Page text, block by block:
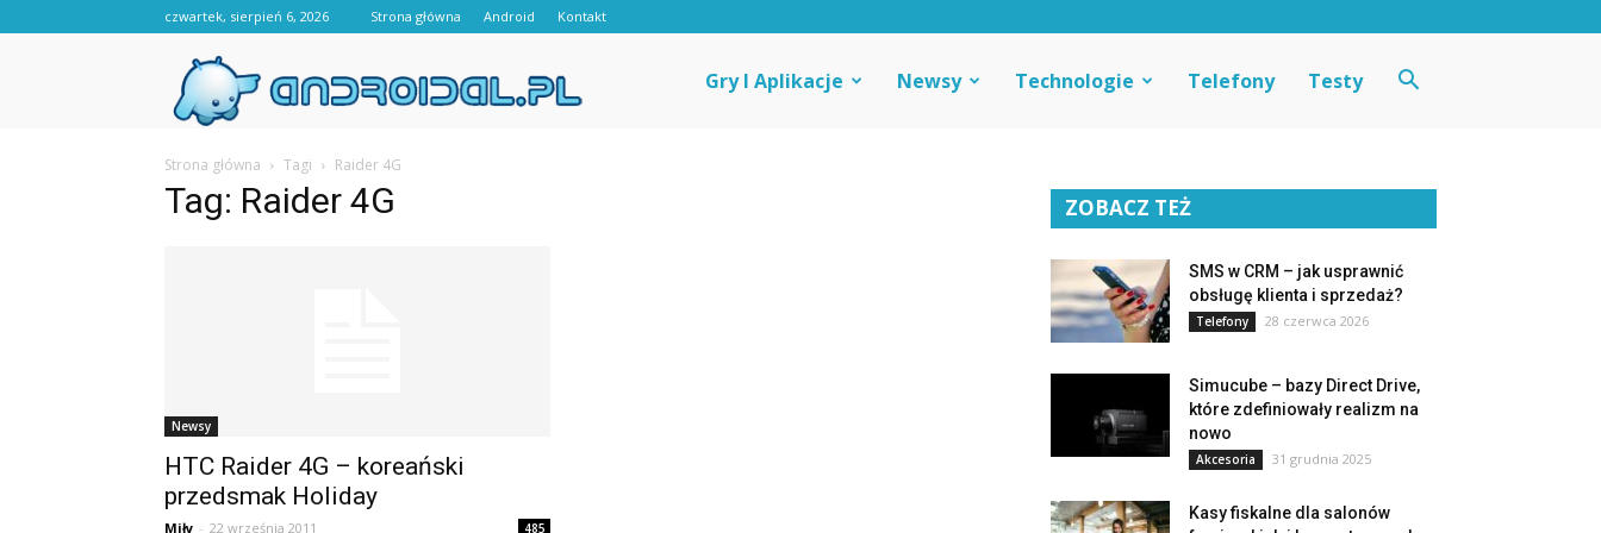
czwartek, sierpień 6, 2026 Strona główna Android Kontakt
Gry I Aplikacje Newsy Technologie Telefony Testy
Strona główna Tagi Raider 4G
Tag: Raider 4G
Newsy
HTC Raider 4G – koreański
przedsmak Holiday
Miły - 22 września 2011 485
ZOBACZ TEŻ
SMS w CRM – jak usprawnić
obsługę klienta i sprzedaż?
Telefony 28 czerwca 2026
Simucube – bazy Direct Drive,
które zdefiniowały realizm na
nowo
Akcesoria 31 grudnia 2025
Kasy fiskalne dla salonów